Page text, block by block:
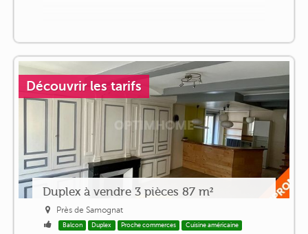
Découvrir les tarifs
Duplex à vendre 3 pièces 87 m²
Près de Samognat
Balcon Duplex Proche commerces Cuisine américaine